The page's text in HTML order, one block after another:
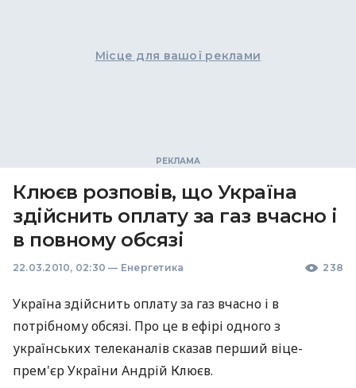
Місце для вашої реклами
Клюєв розповів, що Україна
здійснить оплату за газ вчасно і
в повному обсязі
22.03.2010, 02:30 — Енергетика 238
Україна здійснить оплату за газ вчасно і в
потрібному обсязі. Про це в ефірі одного з
українських телеканалів сказав перший віце-
прем'єр України Андрій Клюєв.